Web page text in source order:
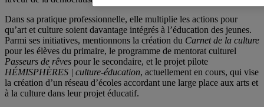
Dans sa pratique professionnelle, elle multiplie les actions pour
qu’art et culture soient davantage intégrés à l’éducation des jeunes.
Parmi ses initiatives, mentionnons la création du Carnet de la culture
pour les élèves du primaire, le programme de mentorat culturel
Passeurs de rêves pour le secondaire, et le projet pilote
HÉMISPHÈRES | culture-éducation, actuellement en cours, qui vise
la création d’un réseau d’écoles accordant une large place aux arts et
à la culture dans leur projet éducatif.